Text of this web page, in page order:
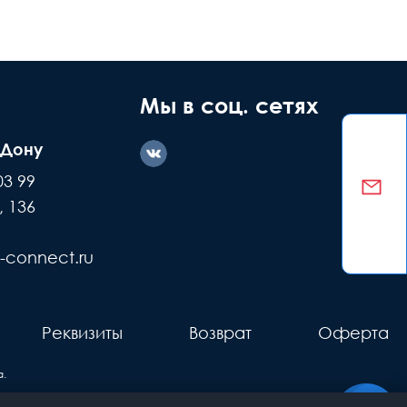
детали +
Делаем обмен
99
136
connect.ru
Мы в соц. сетях
Реквизиты Возврат Оферта